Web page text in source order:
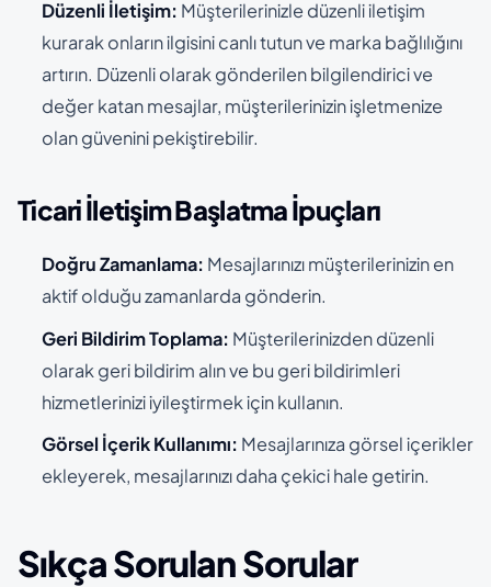
Düzenli İletişim: Müşterilerinizle düzenli iletişim
kurarak onların ilgisini canlı tutun ve marka bağlılığını
artırın. Düzenli olarak gönderilen bilgilendirici ve
değer katan mesajlar, müşterilerinizin işletmenize
olan güvenini pekiştirebilir.
Ticari İletişim Başlatma İpuçları
Doğru Zamanlama: Mesajlarınızı müşterilerinizin en
aktif olduğu zamanlarda gönderin.
Geri Bildirim Toplama: Müşterilerinizden düzenli
olarak geri bildirim alın ve bu geri bildirimleri
hizmetlerinizi iyileştirmek için kullanın.
Görsel İçerik Kullanımı: Mesajlarınıza görsel içerikler
ekleyerek, mesajlarınızı daha çekici hale getirin.
Sıkça Sorulan Sorular